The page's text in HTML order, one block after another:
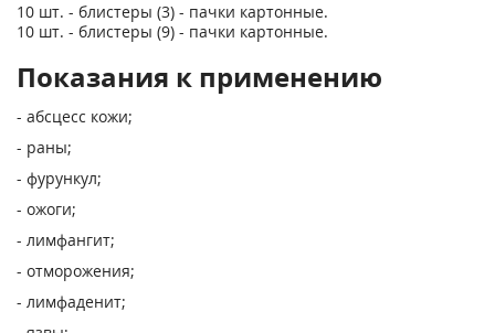
10 шт. - блистеры (3) - пачки картонные.
10 шт. - блистеры (9) - пачки картонные.
Показания к применению
- абсцесс кожи;
- раны;
- фурункул;
- ожоги;
- лимфангит;
- отморожения;
- лимфаденит;